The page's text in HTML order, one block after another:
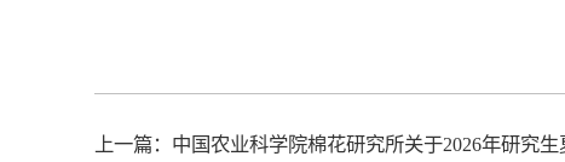
上一篇： 中国农业科学院棉花研究所关于2026年研究生